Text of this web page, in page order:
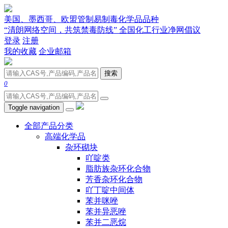
美国、墨西哥、欧盟管制易制毒化学品品种
“清朗网络空间，共筑禁毒防线” 全国化工行业净网倡议
登录 注册
我的收藏 企业邮箱
搜索
0
Toggle navigation
全部产品分类
高端化学品
杂环砌块
吖啶类
脂肪族杂环化合物
芳香杂环化合物
吖丁啶中间体
苯并咪唑
苯并异恶唑
苯并二恶烷